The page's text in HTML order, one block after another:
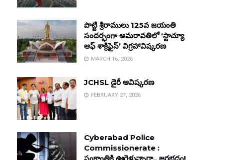
పొట్టి శ్రీరాములు 125వ జయంతి
సందర్భంగా అమరావతిలో ‘స్టాచ్యూ
ఆఫ్ శాక్రిఫైస్’ విగ్రహావిష్కరణ
MARCH 16, 2026
JCHSL డైరీ ఆవిష్కరణ
FEBRUARY 27, 2026
Cyberabad Police
Commissionerate :